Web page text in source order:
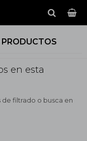
en esta
filtrado o busca en